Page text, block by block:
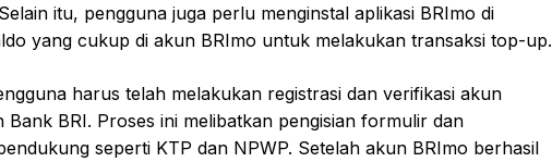
itu, pengguna juga perlu menginstal aplikasi BRImo di
yang cukup di akun BRImo untuk melakukan transaksi top-up.
harus telah melakukan registrasi dan verifikasi akun
Bank BRI. Proses ini melibatkan pengisian formulir dan
seperti KTP dan NPWP. Setelah akun BRImo berhasil